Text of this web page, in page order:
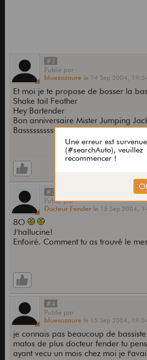
#2
Publié par
bluesozaure le 14 Sep 2004,
Et moi je te propose de bosser la
Shake tail Feather
Hey Bartender
Bon anniversaire Mister Jumping
Bassssssssssssssssssssssssssss
#3
Publiépar
Docteur Fender le 15 Sep 2004,
8O
J'hallucine!
Enfoiré. Comment tu as trouvé le
#4
Publié par
bluesozaure le 15 Sep 2004,
je connais pas beaucoup de
matos de plus docteur fender tu
ayant vecu un mois chez moi je